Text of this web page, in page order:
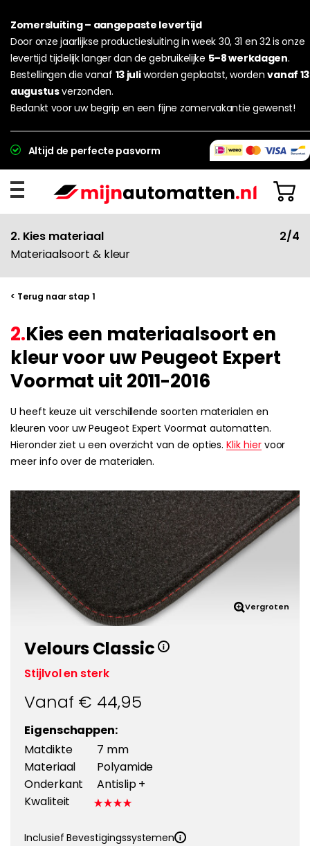
Zomersluiting – aangepaste levertijd
Door onze jaarlijkse productiesluiting in week 30, 31 en 32 is onze
levertijd tijdelijk langer dan de gebruikelijke 5–8 werkdagen.
Bestellingen die vanaf 13 juliworden geplaatst, wordenvanaf 13
augustusverzonden.
Bedankt voor uw begrip en een fijne zomervakantie gewenst!
Altijd de perfecte pasvorm
2. Kies materiaal
Materiaalsoort & kleur
2/4
< Terug naar stap 1
2.Kies een materiaalsoort en
kleur voor uw Peugeot Expert
Voormat uit 2011-2016
U heeft keuze uit verschillende soorten materialen en
kleuren voor uw Peugeot Expert Voormat automatten.
Hieronder ziet u een overzicht van de opties.Klik hiervoor
meer info over de materialen.
Vergroten
Velours Classic
Stijlvol en sterk
Vanaf € 44,95
Eigenschappen:
Matdikte
7 mm
Materiaal
Polyamide
Onderkant
Antislip +
Kwaliteit
Inclusief Bevestigingssystemen